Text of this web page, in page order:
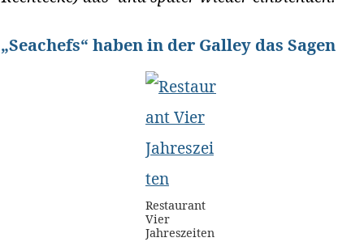
„Seachefs“ haben in der Galley das Sagen
Restaurant
Vier
Jahreszeiten